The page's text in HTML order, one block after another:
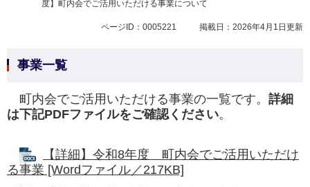
度】町内会でご活用いただける事業について
ページID：0005221 掲載日：2026年4月1日更新
事業一覧
町内会でご活用いただける事業の一覧です。 詳細
は下記PDFファイルをご確認ください。
【詳細】令和8年度 町内会でご活用いただけ
る事業 [Wordファイル／217KB]